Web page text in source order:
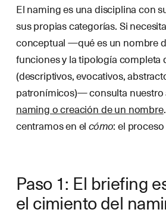
El naming es una disciplina con
sus propias categorías. Si
conceptual —qué es un nombre
funciones y la tipología completa
(descriptivos, evocativos,
patronímicos)— consulta nuestro
naming o creación de un nombre
centramos en elcómo: el
Paso 1: El briefing
el cimiento del